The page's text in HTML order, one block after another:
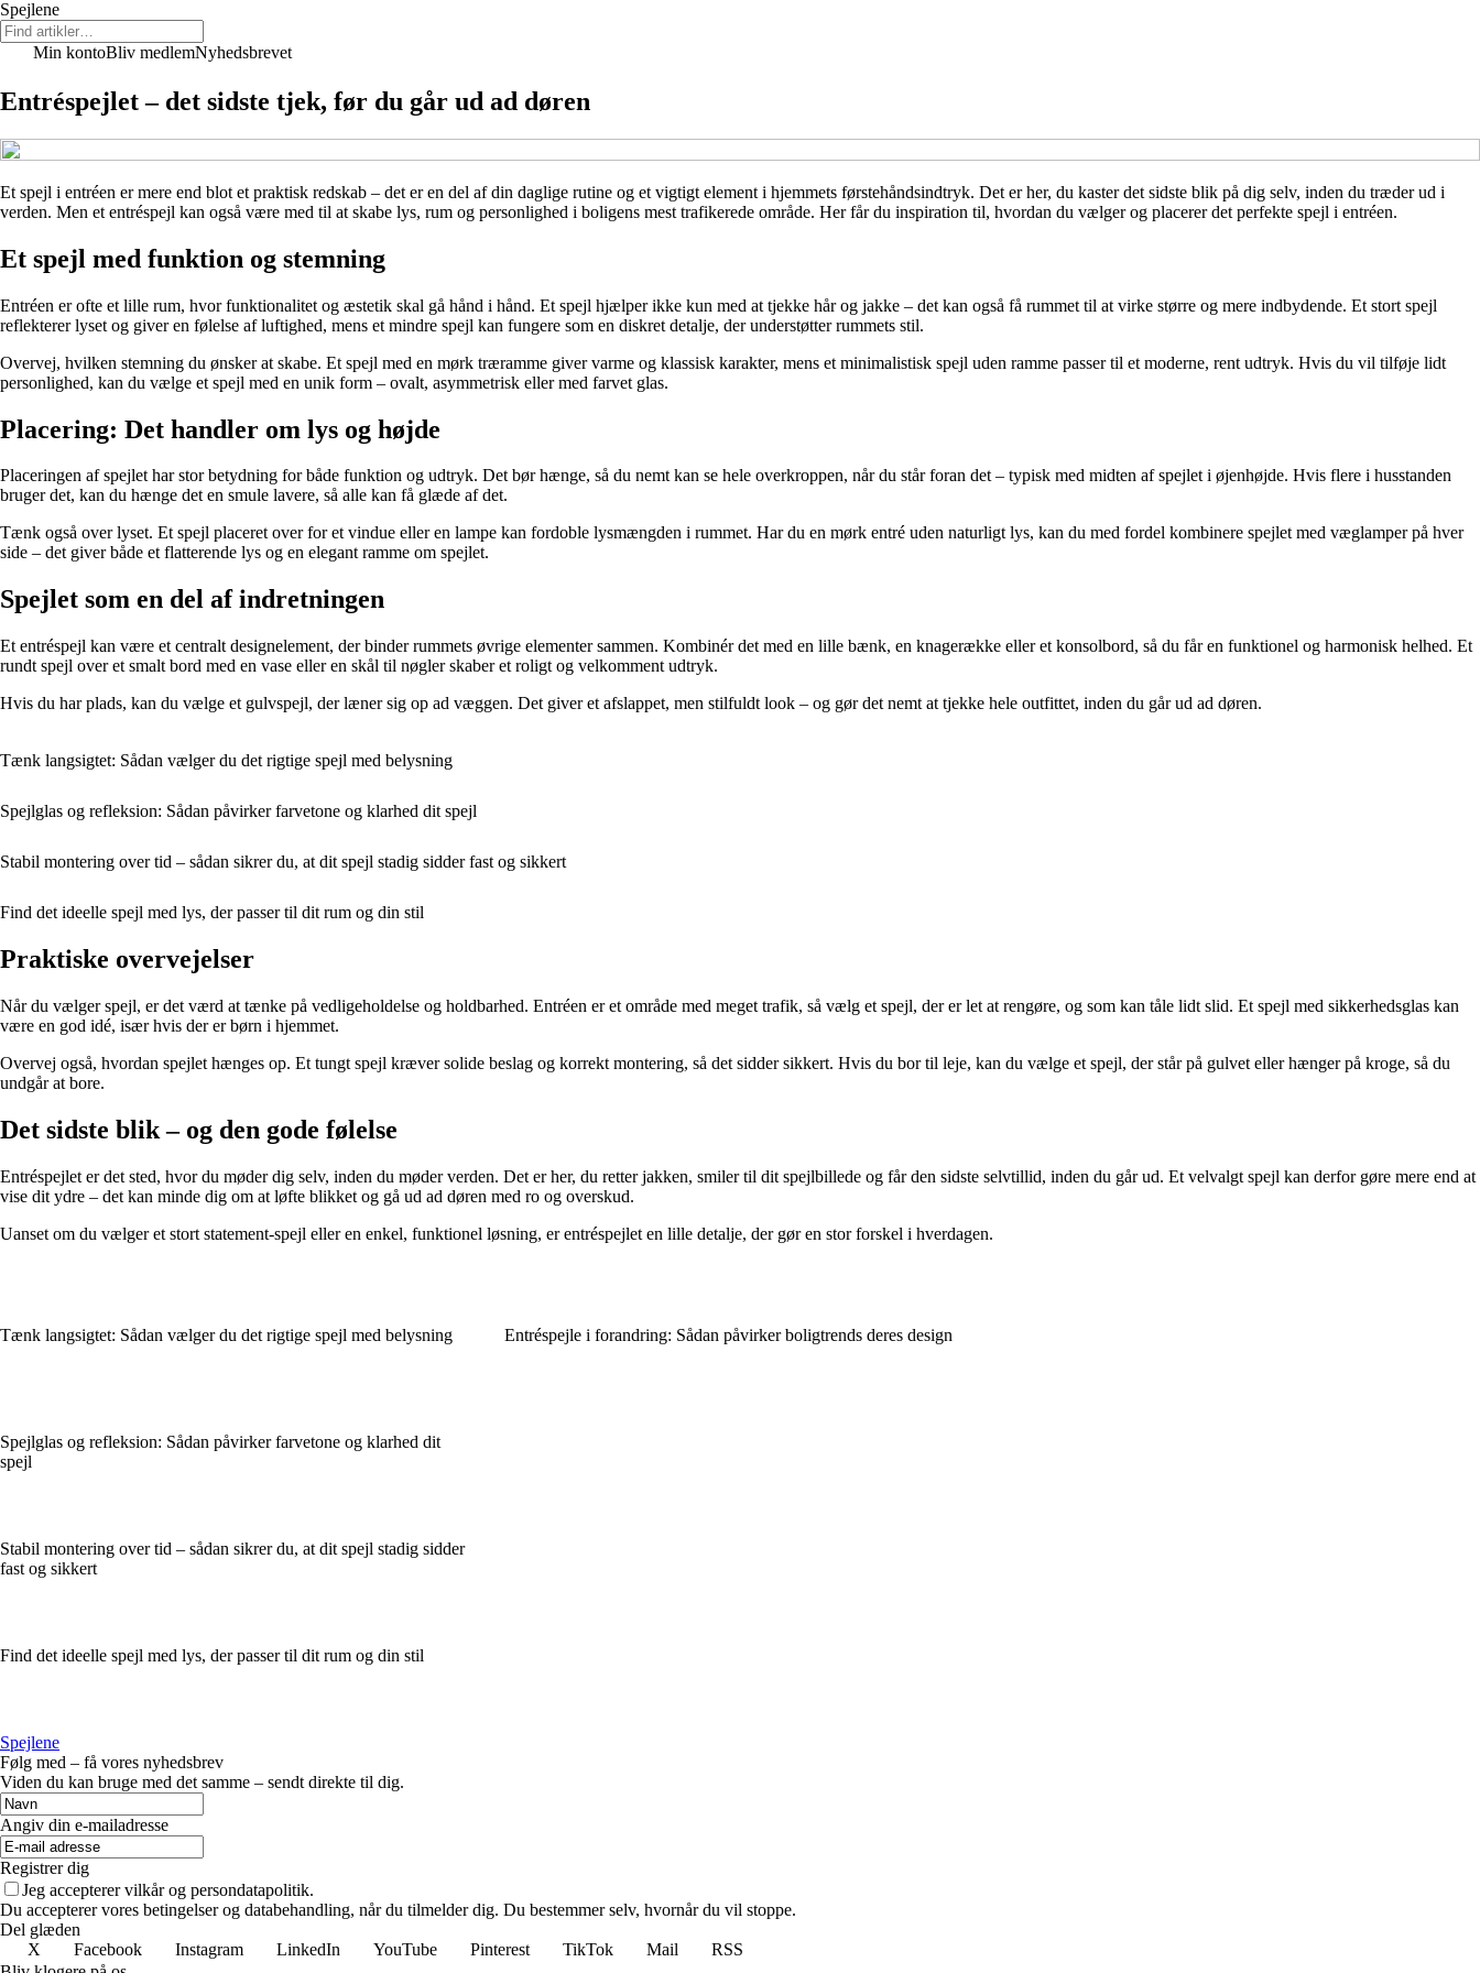
Spejlene
Min kontoBliv medlemNyhedsbrevet
Entréspejlet – det sidste tjek, før du går ud ad døren
Et spejl i entréen er mere end blot et praktisk redskab – det er en del af din daglige rutine og et vigtigt element i hjemmets førstehåndsindtryk. Det er her, du kaster det sidste blik på dig selv, inden du træder ud i
verden. Men et entréspejl kan også være med til at skabe lys, rum og personlighed i boligens mest trafikerede område. Her får du inspiration til, hvordan du vælger og placerer det perfekte spejl i entréen.
Et spejl med funktion og stemning
Entréen er ofte et lille rum, hvor funktionalitet og æstetik skal gå hånd i hånd. Et spejl hjælper ikke kun med at tjekke hår og jakke – det kan også få rummet til at virke større og mere indbydende. Et stort spejl
reflekterer lyset og giver en følelse af luftighed, mens et mindre spejl kan fungere som en diskret detalje, der understøtter rummets stil.
Overvej, hvilken stemning du ønsker at skabe. Et spejl med en mørk træramme giver varme og klassisk karakter, mens et minimalistisk spejl uden ramme passer til et moderne, rent udtryk. Hvis du vil tilføje lidt
personlighed, kan du vælge et spejl med en unik form – ovalt, asymmetrisk eller med farvet glas.
Placering: Det handler om lys og højde
Placeringen af spejlet har stor betydning for både funktion og udtryk. Det bør hænge, så du nemt kan se hele overkroppen, når du står foran det – typisk med midten af spejlet i øjenhøjde. Hvis flere i husstanden
bruger det, kan du hænge det en smule lavere, så alle kan få glæde af det.
Tænk også over lyset. Et spejl placeret over for et vindue eller en lampe kan fordoble lysmængden i rummet. Har du en mørk entré uden naturligt lys, kan du med fordel kombinere spejlet med væglamper på hver
side – det giver både et flatterende lys og en elegant ramme om spejlet.
Spejlet som en del af indretningen
Et entréspejl kan være et centralt designelement, der binder rummets øvrige elementer sammen. Kombinér det med en lille bænk, en knagerække eller et konsolbord, så du får en funktionel og harmonisk helhed. Et
rundt spejl over et smalt bord med en vase eller en skål til nøgler skaber et roligt og velkomment udtryk.
Hvis du har plads, kan du vælge et gulvspejl, der læner sig op ad væggen. Det giver et afslappet, men stilfuldt look – og gør det nemt at tjekke hele outfittet, inden du går ud ad døren.
Tænk langsigtet: Sådan vælger du det rigtige spejl med belysning
Spejlglas og refleksion: Sådan påvirker farvetone og klarhed dit spejl
Stabil montering over tid – sådan sikrer du, at dit spejl stadig sidder fast og sikkert
Find det ideelle spejl med lys, der passer til dit rum og din stil
Praktiske overvejelser
Når du vælger spejl, er det værd at tænke på vedligeholdelse og holdbarhed. Entréen er et område med meget trafik, så vælg et spejl, der er let at rengøre, og som kan tåle lidt slid. Et spejl med sikkerhedsglas kan
være en god idé, især hvis der er børn i hjemmet.
Overvej også, hvordan spejlet hænges op. Et tungt spejl kræver solide beslag og korrekt montering, så det sidder sikkert. Hvis du bor til leje, kan du vælge et spejl, der står på gulvet eller hænger på kroge, så du
undgår at bore.
Det sidste blik – og den gode følelse
Entréspejlet er det sted, hvor du møder dig selv, inden du møder verden. Det er her, du retter jakken, smiler til dit spejlbillede og får den sidste selvtillid, inden du går ud. Et velvalgt spejl kan derfor gøre mere end at
vise dit ydre – det kan minde dig om at løfte blikket og gå ud ad døren med ro og overskud.
Uanset om du vælger et stort statement-spejl eller en enkel, funktionel løsning, er entréspejlet en lille detalje, der gør en stor forskel i hverdagen.
Tænk langsigtet: Sådan vælger du det rigtige spejl med belysning
Spejlglas og refleksion: Sådan påvirker farvetone og klarhed dit
spejl
Stabil montering over tid – sådan sikrer du, at dit spejl stadig sidder
fast og sikkert
Find det ideelle spejl med lys, der passer til dit rum og din stil
Entréspejle i forandring: Sådan påvirker boligtrends deres design
Spejlene
Følg med – få vores nyhedsbrev
Viden du kan bruge med det samme – sendt direkte til dig.
Angiv din e-mailadresse
Registrer dig
Jeg accepterer vilkår og persondatapolitik.
Du accepterer vores betingelser og databehandling, når du tilmelder dig. Du bestemmer selv, hvornår du vil stoppe.
Del glæden
X
Facebook Instagram LinkedIn YouTube Pinterest TikTok Mail
RSS